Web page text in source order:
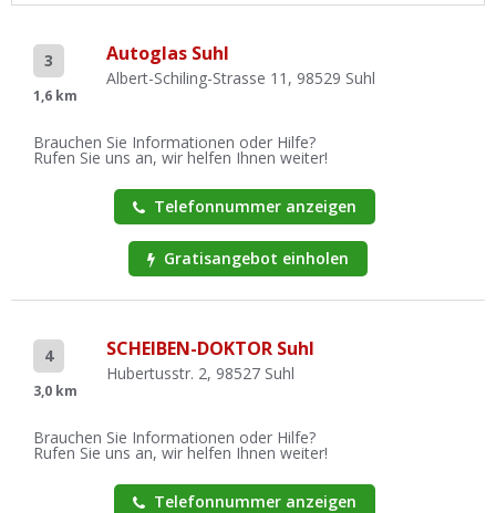
3
1,6 km
Autoglas Suhl
Albert-Schiling-Strasse 11, 98529 Suhl
Brauchen Sie Informationen oder Hilfe?
Rufen Sie uns an, wir helfen Ihnen weiter!
Telefonnummer anzeigen
Gratisangebot einholen
4
3,0 km
SCHEIBEN-DOKTOR Suhl
Hubertusstr. 2, 98527 Suhl
Brauchen Sie Informationen oder Hilfe?
Rufen Sie uns an, wir helfen Ihnen weiter!
Telefonnummer anzeigen